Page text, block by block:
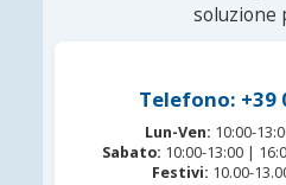
soluzione
Telefono: +39
Lun-Ven: 10:00-
Sabato: 10:00-13:00 |
Festivi: 10.00-